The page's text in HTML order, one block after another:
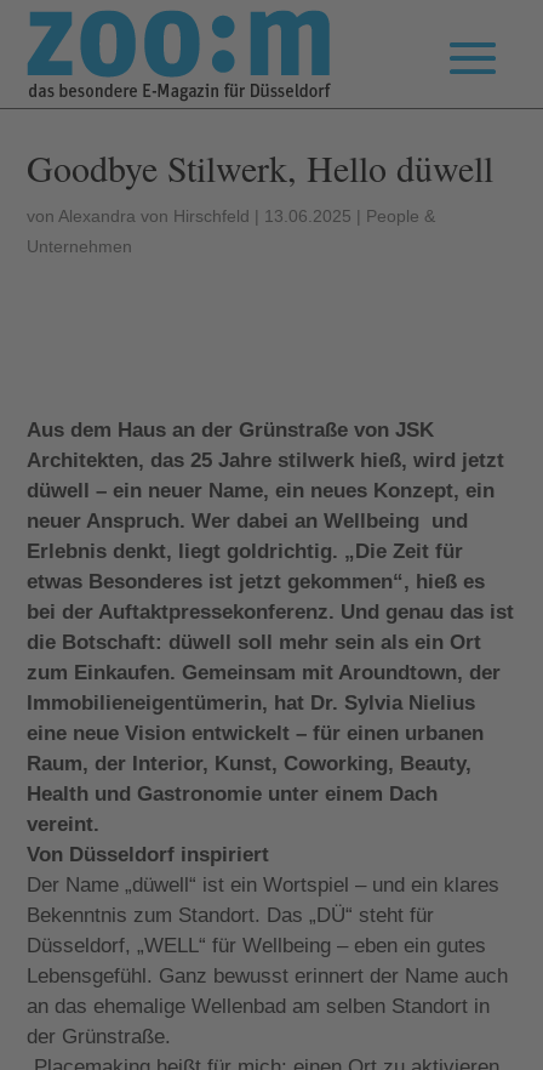
Goodbye Stilwerk, Hello düwell
von Alexandra von Hirschfeld | 13.06.2025 | People &
Unternehmen
Aus dem Haus an der Grünstraße von JSK
Architekten, das 25 Jahre stilwerk hieß, wird jetzt
düwell – ein neuer Name, ein neues Konzept, ein
neuer Anspruch. Wer dabei an Wellbeing und
Erlebnis denkt, liegt goldrichtig. „Die Zeit für
etwas Besonderes ist jetzt gekommen“, hieß es
bei der Auftaktpressekonferenz. Und genau das ist
die Botschaft: düwell soll mehr sein als ein Ort
zum Einkaufen. Gemeinsam mit Aroundtown, der
Immobilieneigentümerin, hat Dr. Sylvia Nielius
eine neue Vision entwickelt – für einen urbanen
Raum, der Interior, Kunst, Coworking, Beauty,
Health und Gastronomie unter einem Dach
vereint.
Von Düsseldorf inspiriert
Der Name „düwell“ ist ein Wortspiel – und ein klares
Bekenntnis zum Standort. Das „DÜ“ steht für
Düsseldorf, „WELL“ für Wellbeing – eben ein gutes
Lebensgefühl. Ganz bewusst erinnert der Name auch
an das ehemalige Wellenbad am selben Standort in
der Grünstraße.